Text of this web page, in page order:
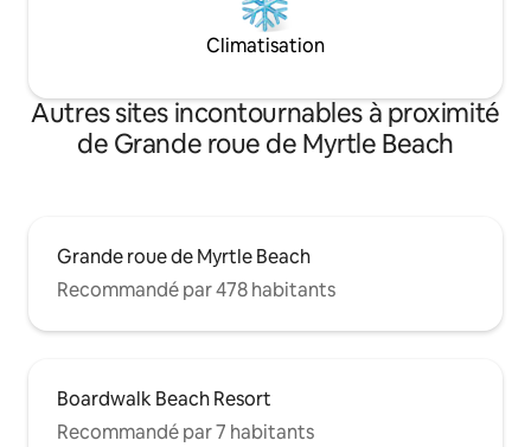
Climatisation
Autres sites incontournables à proximité
de Grande roue de Myrtle Beach
Grande roue de Myrtle Beach
Recommandé par 478 habitants
Boardwalk Beach Resort
Recommandé par 7 habitants